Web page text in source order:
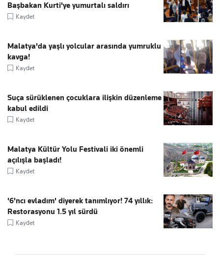
Başbakan Kurti'ye yumurtalı saldırı
Kaydet
Malatya'da yaşlı yolcular arasında yumruklu
kavga!
Kaydet
Suça sürüklenen çocuklara ilişkin düzenleme
kabul edildi
Kaydet
Malatya Kültür Yolu Festivali iki önemli
açılışla başladı!
Kaydet
'6'ncı evladım' diyerek tanımlıyor! 74 yıllık:
Restorasyonu 1.5 yıl sürdü
Kaydet